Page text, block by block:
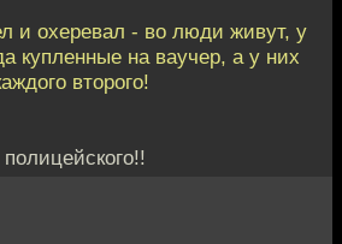
и охеревал - во люди живут, у
купленные на ваучер, а у них
второго!